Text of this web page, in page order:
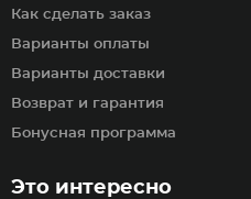
Как сделать заказ
Варианты оплаты
Варианты доставки
Возврат и гарантия
Бонусная программа
Это интересно